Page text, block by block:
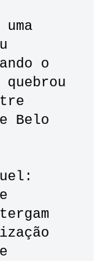
o
Belo